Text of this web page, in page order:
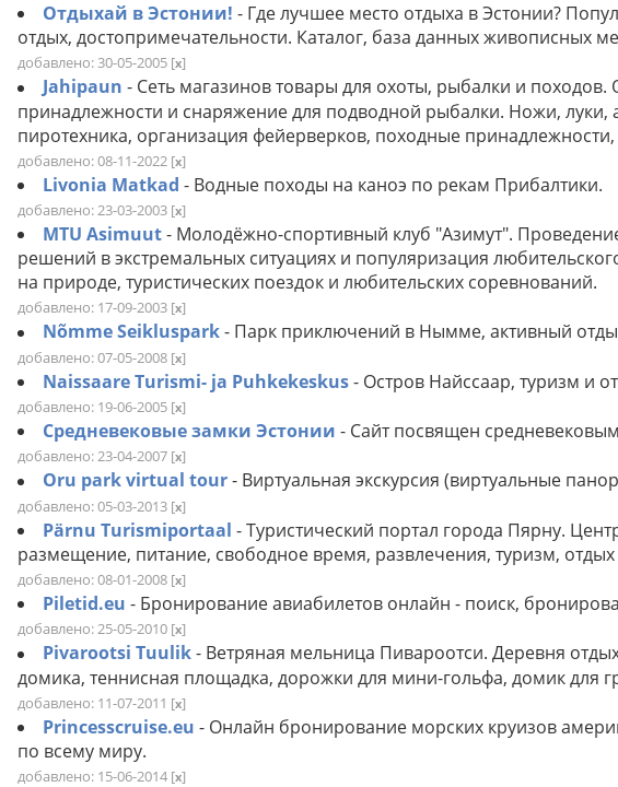
Отдыхай в Эстонии! - Где лучшее место отдыха в Эстонии?
отдых, достопримечательности. Каталог, база данных живописных
добавлено: 30-05-2005 [x]
Jahipaun - Сеть магазинов товары для охоты, рыбалки и
принадлежности и снаряжение для подводной рыбалки. Ножи,
пиротехника, организация фейерверков, походные
добавлено: 08-11-2022 [x]
Livonia Matkad - Водные походы на каноэ по рекам Прибалтики.
добавлено: 23-03-2003 [x]
MTU Asimuut- Молодёжно-спортивный клуб "Азимут".
решений в экстремальных ситуациях и популяризация
на природе, туристических поездок и любительских соревнований.
добавлено: 17-09-2003 [x]
Nõmme Seikluspark- Парк приключений в Нымме, активный
добавлено: 07-05-2008 [x]
Naissaare Turismi- ja Puhkekeskus- Остров Найссаар, туризм и
добавлено: 19-06-2005 [x]
Средневековые замки Эстонии - Сайт посвящен
добавлено: 23-04-2007 [x]
Oru park virtual tour- Виртуальная экскурсия (виртуальные
добавлено: 05-03-2013 [x]
Pärnu Turismiportaal - Туристический портал города Пярну.
размещение, питание, свободное время, развлечения, туризм, отдых
добавлено: 08-01-2008 [x]
Piletid.eu - Бронирование авиабилетов онлайн - поиск,
добавлено: 25-05-2010 [x]
Pivarootsi Tuulik- Ветряная мельница Пивароотси. Деревня
домика, теннисная площадка, дорожки для мини-гольфа, домик для
добавлено: 11-07-2011 [x]
Princesscruise.eu - Онлайн бронирование морских круизов
по всему миру.
добавлено: 15-06-2014 [x]